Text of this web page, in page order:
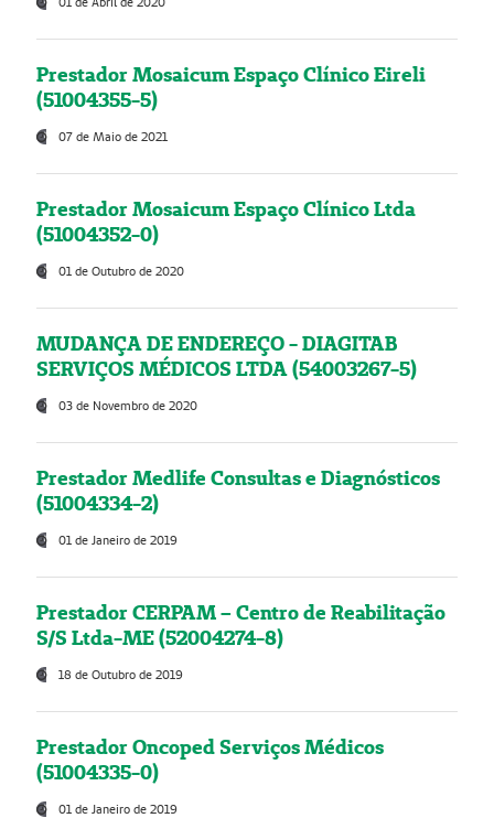
Prestador Mosaicum Espaço Clínico Eireli
(51004355-5)
07 de Maio de 2021
Prestador Mosaicum Espaço Clínico Ltda
(51004352-0)
01 de Outubro de 2020
MUDANÇA DE ENDEREÇO - DIAGITAB
SERVIÇOS MÉDICOS LTDA (54003267-5)
03 de Novembro de 2020
Prestador Medlife Consultas e Diagnósticos
(51004334-2)
01 de Janeiro de 2019
Prestador CERPAM – Centro de Reabilitação
S/S Ltda-ME (52004274-8)
18 de Outubro de 2019
Prestador Oncoped Serviços Médicos
(51004335-0)
01 de Janeiro de 2019